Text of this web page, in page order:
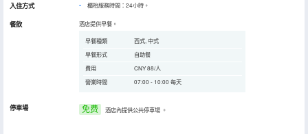
入住方式 櫃枱服務時間：24小時。
餐飲 酒店提供早餐。
早餐種類
西式, 中式
早餐形式
自助餐
費用
CNY 88/人
營業時間
07:00 - 10:00 每天
停車場 免费 酒店內提供公共停車場 。